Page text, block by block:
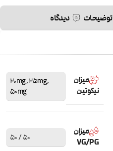
توضیحات دیدگاه
میزان
نیکوتین
20mg,25mg,
50mg
میزان
VG/PG
50 / 50